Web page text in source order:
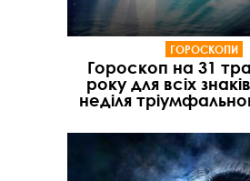
ГОРОСКОПИ
Гороскоп на 31
року для всіх
неділя